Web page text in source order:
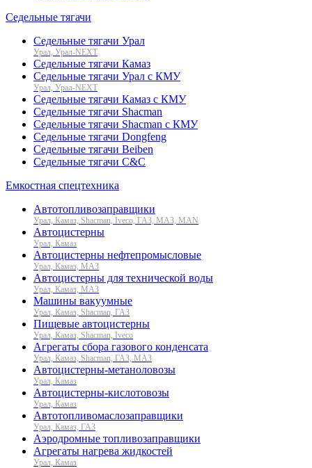
Седельные тягачи
Седельные тягачи Урал
Урал, Урал-NEXT
Седельные тягачи Камаз
Седельные тягачи Урал с КМУ
Урал, Урал-NEXT
Седельные тягачи Камаз с КМУ
Седельные тягачи Shacman
Седельные тягачи Shacman с КМУ
Седельные тягачи Dongfeng
Седельные тягачи Beiben
Седельные тягачи C&C
Емкостная спецтехника
Автотопливозаправщики
Урал, Камаз, Shacman, Iveco, ГАЗ, МАЗ, MAN
Автоцистерны
Урал, Камаз
Автоцистерны нефтепромысловые
Урал, Камаз, МАЗ
Автоцистерны для технической воды
Урал, Камаз, МАЗ
Машины вакуумные
Урал, Камаз, Shacman, ГАЗ
Пищевые автоцистерны
Урал, Камаз, Shacman, Iveco
Агрегаты сбора газового конденсата
Урал, Камаз, Shacman, ГАЗ, МАЗ
Автоцистерны-метаноловозы
Урал, Камаз
Автоцистерны-кислотовозы
Урал, Камаз
Автотопливомаслозаправщики
Урал, Камаз, ГАЗ
Аэродромные топливозаправщики
Агрегаты нагрева жидкостей
Урал, Камаз